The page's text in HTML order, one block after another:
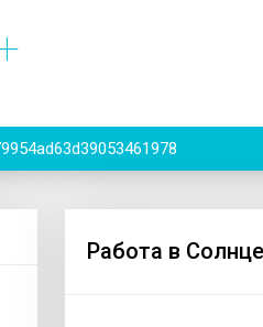
Работа в